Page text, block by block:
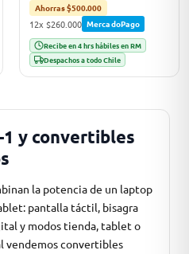
Ahorras $500.000
12x $260.000 MercadoPago
Recibe en 4 hrs hábiles en RM
Despachos a todo Chile
y convertibles
la potencia de un laptop
pantalla táctil, bisagra
y modos tienda, tablet o
vendemos convertibles